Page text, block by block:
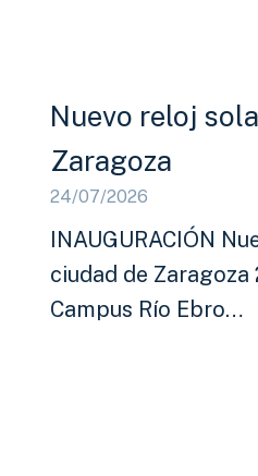
Nuevo reloj
Zaragoza
24/07/2026
INAUGURACIÓN
ciudad de
Campus Río Ebro…